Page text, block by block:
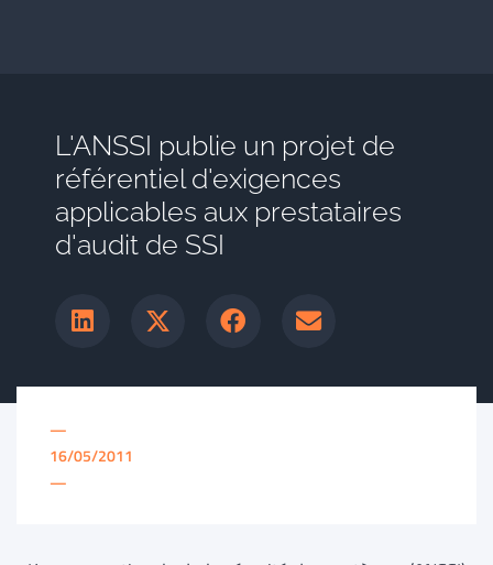
L'ANSSI publie un projet de
référentiel d'exigences
applicables aux prestataires
d'audit de SSI
—
16/05/2011
—